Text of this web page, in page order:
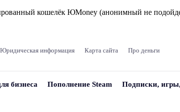
кошелёк ЮMoney (анонимный не
Юридическая информация Карта сайта Про деньги
бизнеса Пополнение Steam Подписки,